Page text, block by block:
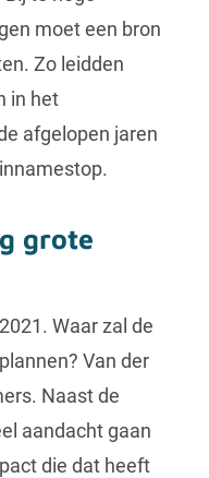
moet een bron
Zo leidden
in het
afgelopen jaren
grote
Waar zal de
Van der
Naast de
aandacht gaan
die dat heeft